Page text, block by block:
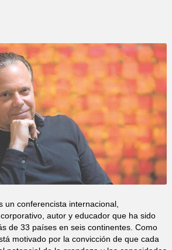
un conferencista internacional,
autor y educador que ha sido
de 33 países en seis continentes. Como
motivado por la convicción de que cada